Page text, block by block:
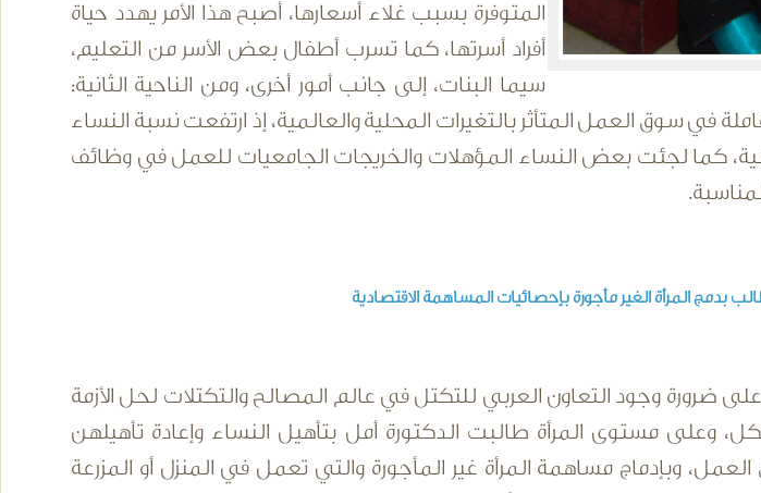
المتوفرة بسبب غلاء أسعارها، أصبح هذا الأمر يهدد حياة
أفراد أسرتها، كما تسرب أطفال بعض الأسر من التعليم،
سيما البنات، إلى جانب أمور أخرى، ومن الناحية الثانية:
عاملة في سوق العمل المتأثر بالتغيرات المحلية والعالمية، إذ ارتفعت نسبة النساء
كما لجئت بعض النساء المؤهلات والخريجات الجامعيات للعمل في وظائف
بدمج المرأة الغير مأجورة بإحصائيات المساهمة الاقتصادية
ضرورة وجود التعاون العربي للتكتل في عالم المصالح والتكتلات لحل الأزمة
وعلى مستوى المرأة طالبت الدكتورة أمل بتأهيل النساء وإعادة تأهيلهن
وبإدماج مساهمة المرأة غير المأجورة والتي تعمل في المنزل أو المزرعة